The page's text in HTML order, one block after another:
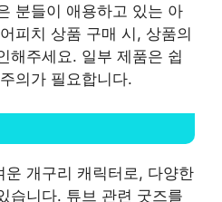
분들이 애용하고 있는 아
피치 상품 구매 시, 상품의
해주세요. 일부 제품은 쉽
의가 필요합니다.
운 개구리 캐릭터로, 다양한
습니다. 튜브 관련 굿즈를